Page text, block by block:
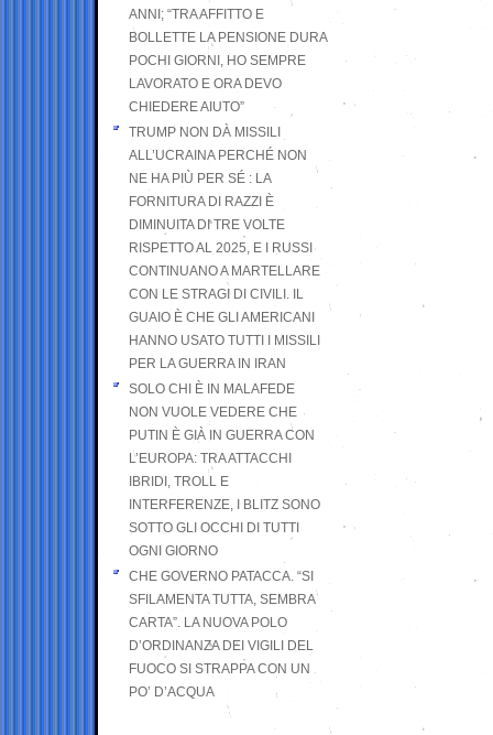
ANNI; “TRA AFFITTO E
BOLLETTE LA PENSIONE DURA
POCHI GIORNI, HO SEMPRE
LAVORATO E ORA DEVO
CHIEDERE AIUTO”
TRUMP NON DÀ MISSILI
ALL’UCRAINA PERCHÉ NON
NE HA PIÙ PER SÉ : LA
FORNITURA DI RAZZI È
DIMINUITA DI TRE VOLTE
RISPETTO AL 2025, E I RUSSI
CONTINUANO A MARTELLARE
CON LE STRAGI DI CIVILI. IL
GUAIO È CHE GLI AMERICANI
HANNO USATO TUTTI I MISSILI
PER LA GUERRA IN IRAN
SOLO CHI È IN MALAFEDE
NON VUOLE VEDERE CHE
PUTIN È GIÀ IN GUERRA CON
L’EUROPA: TRA ATTACCHI
IBRIDI, TROLL E
INTERFERENZE, I BLITZ SONO
SOTTO GLI OCCHI DI TUTTI
OGNI GIORNO
CHE GOVERNO PATACCA. “SI
SFILAMENTA TUTTA, SEMBRA
CARTA”. LA NUOVA POLO
D’ORDINANZA DEI VIGILI DEL
FUOCO SI STRAPPA CON UN
PO’ D’ACQUA